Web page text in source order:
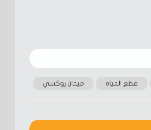
قطع المياه ميدان روكسي